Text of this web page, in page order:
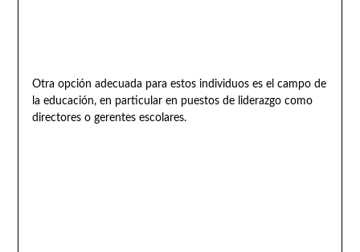
Otra opción adecuada para estos individuos es el campo de
la educación, en particular en puestos de liderazgo como
directores o gerentes escolares.